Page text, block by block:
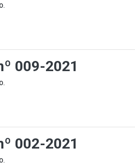
009-2021
002-2021